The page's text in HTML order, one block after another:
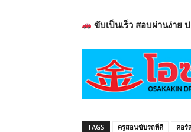
ขับเป็นเร็ว สอบผ่านง่าย
TAGS ครูสอนขับรถที่ดี คอร์